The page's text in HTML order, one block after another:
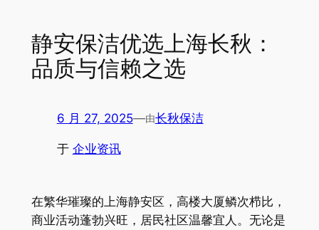
静安保洁优选上海长秋：
品质与信赖之选
6 月 27, 2025—由长秋保洁
于 企业资讯
在繁华璀璨的上海静安区，高楼大厦鳞次栉比，
商业活动蓬勃兴旺，居民社区温馨宜人。无论是